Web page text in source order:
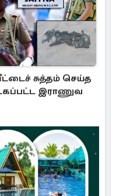
சுத்தம் செய்த
இராணுவ